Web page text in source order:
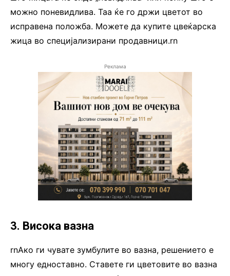
можно поневидлива. Таа ќе го држи цветот во
исправена положба. Можете да купите цвеќарска
жица во специјализирани продавници.rn
Реклама
3. Висока вазна
rnАко ги чувате зумбулите во вазна, решението е
многу едноставно. Ставете ги цветовите во вазна